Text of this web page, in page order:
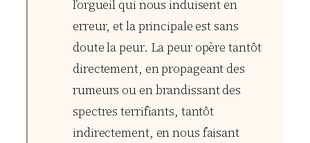
l’orgueil qui nous induisent en
erreur, et la principale est sans
doute la peur. La peur opère tantôt
directement, en propageant des
rumeurs ou en brandissant des
spectres terrifiants, tantôt
indirectement, en nous faisant